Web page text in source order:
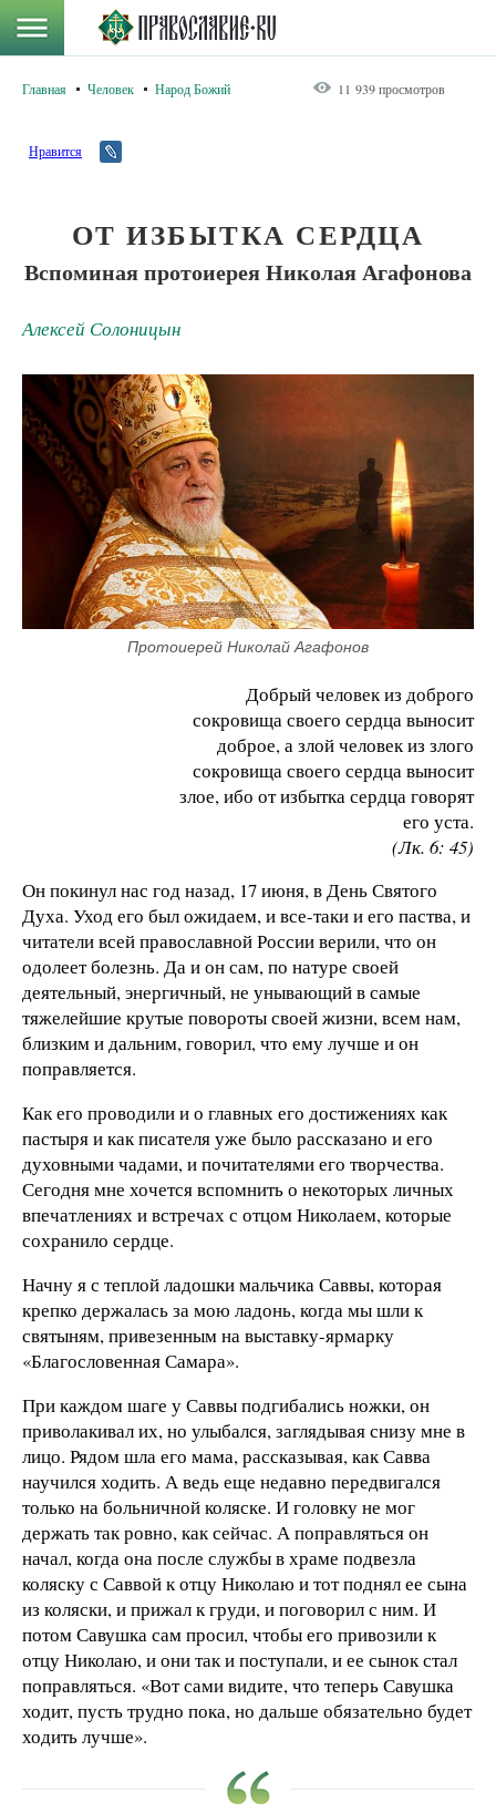
Главная Человек Народ Божий 11 939 просмотров
Нравится
ОТ ИЗБЫТКА СЕРДЦА
Вспоминая протоиерея Николая Агафонова
Алексей Солоницын
Протоиерей Николай Агафонов
Добрый человек из доброго
сокровища своего сердца выносит
доброе, а злой человек из злого
сокровища своего сердца выносит
злое, ибо от избытка сердца говорят
его уста.
(Лк. 6: 45)
Он покинул нас год назад, 17 июня, в День Святого
Духа. Уход его был ожидаем, и все-таки и его паства, и
читатели всей православной России верили, что он
одолеет болезнь. Да и он сам, по натуре своей
деятельный, энергичный, не унывающий в самые
тяжелейшие крутые повороты своей жизни, всем нам,
близким и дальним, говорил, что ему лучше и он
поправляется.
Как его проводили и о главных его достижениях как
пастыря и как писателя уже было рассказано и его
духовными чадами, и почитателями его творчества.
Сегодня мне хочется вспомнить о некоторых личных
впечатлениях и встречах с отцом Николаем, которые
сохранило сердце.
Начну я с теплой ладошки мальчика Саввы, которая
крепко держалась за мою ладонь, когда мы шли к
святыням, привезенным на выставку-ярмарку
«Благословенная Самара».
При каждом шаге у Саввы подгибались ножки, он
приволакивал их, но улыбался, заглядывая снизу мне в
лицо. Рядом шла его мама, рассказывая, как Савва
научился ходить. А ведь еще недавно передвигался
только на больничной коляске. И головку не мог
держать так ровно, как сейчас. А поправляться он
начал, когда она после службы в храме подвезла
коляску с Саввой к отцу Николаю и тот поднял ее сына
из коляски, и прижал к груди, и поговорил с ним. И
потом Савушка сам просил, чтобы его привозили к
отцу Николаю, и они так и поступали, и ее сынок стал
поправляться. «Вот сами видите, что теперь Савушка
ходит, пусть трудно пока, но дальше обязательно будет
ходить лучше».